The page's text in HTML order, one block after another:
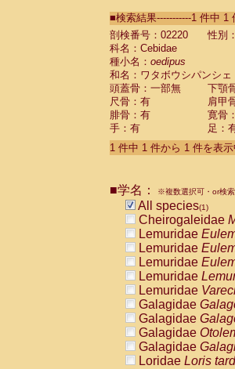
Cebidae
Cebidae
Cebidae
Cebidae
Cebidae
Cebidae
Cebidae
Cebidae
Cebidae Aotus
Cebidae Cebus
CebidaeCebus
CebidaeCebus
CebidaeSaimiri
CebidaeSaimiri
Atelidae
Atelidae
AtelidaeAlouatta
AtelidaeAlouatta
AtelidaeAteles
AtelidaeAteles
AtelidaeAteles
AtelidaeAteles
Atelidae
■検索結果-----------1 件中 1
剖検番号：02220
性別
科名：Cebidae
種小名： oedipus
和名：ワタボウシパンシェ
頭蓋骨：一部無
下顎
尺骨：有
肩甲
腓骨：有
寛骨
手：有
足：
1 件中 1 件から 1 件を表示
■学名： ※複数選択可・or検索
All species(1)
Cheirogaleidae
Lemuridae
Lemuridae
Lemuridae
Lemuridae
Lemuridae
Galagidae
Galagidae
Galagidae
Galagidae
Loridae Loris